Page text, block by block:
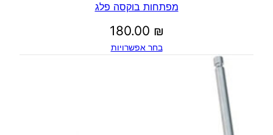
מפתחות בוקסה פלג
180.00 ₪
בחר אפשרויות